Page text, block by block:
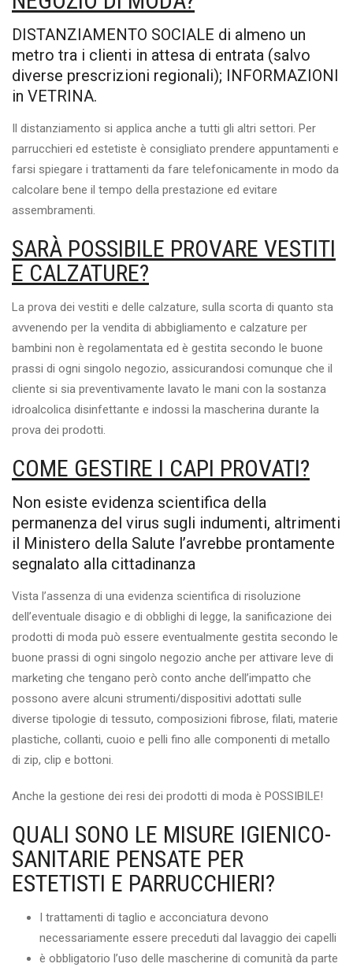
DISTANZIAMENTO SOCIALE di almeno un
metro tra i clienti in attesa di entrata (salvo
diverse prescrizioni regionali); INFORMAZIONI
in VETRINA.
Il distanziamento si applica anche a tutti gli altri settori. Per
parrucchieri ed estetiste è consigliato prendere appuntamenti e
farsi spiegare i trattamenti da fare telefonicamente in modo da
calcolare bene il tempo della prestazione ed evitare
assembramenti.
SARÀ POSSIBILE PROVARE VESTITI
E CALZATURE?
La prova dei vestiti e delle calzature, sulla scorta di quanto sta
avvenendo per la vendita di abbigliamento e calzature per
bambini non è regolamentata ed è gestita secondo le buone
prassi di ogni singolo negozio, assicurandosi comunque che il
cliente si sia preventivamente lavato le mani con la sostanza
idroalcolica disinfettante e indossi la mascherina durante la
prova dei prodotti.
COME GESTIRE I CAPI PROVATI?
Non esiste evidenza scientifica della
permanenza del virus sugli indumenti, altrimenti
il Ministero della Salute l’avrebbe prontamente
segnalato alla cittadinanza
Vista l’assenza di una evidenza scientifica di risoluzione
dell’eventuale disagio e di obblighi di legge, la sanificazione dei
prodotti di moda può essere eventualmente gestita secondo le
buone prassi di ogni singolo negozio anche per attivare leve di
marketing che tengano però conto anche dell’impatto che
possono avere alcuni strumenti/dispositivi adottati sulle
diverse tipologie di tessuto, composizioni fibrose, filati, materie
plastiche, collanti, cuoio e pelli fino alle componenti di metallo
di zip, clip e bottoni.
Anche la gestione dei resi dei prodotti di moda è POSSIBILE!
QUALI SONO LE MISURE IGIENICO-
SANITARIE PENSATE PER
ESTETISTI E PARRUCCHIERI?
I trattamenti di taglio e acconciatura devono
necessariamente essere preceduti dal lavaggio dei capelli
è obbligatorio l’uso delle mascherine di comunità da parte